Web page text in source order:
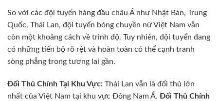
So với các đội tuyển hàng đầu châu Á như Nhật Bản, Trung
Quốc, Thái Lan, đội tuyển bóng chuyền nữ Việt Nam vẫn
còn một khoảng cách về trình độ. Tuy nhiên, đội tuyển đang
có những tiến bộ rõ rệt và hoàn toàn có thể cạnh tranh
sòng phẳng trong tương lai gần.
Đối Thủ Chính Tại Khu Vực: Thái Lan vẫn là đối thủ lớn
nhất của Việt Nam tại khu vực Đông Nam Á. Đối Thủ Chính